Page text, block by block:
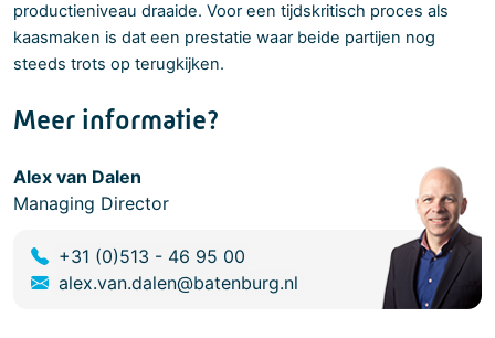
productieniveau draaide. Voor een tijdskritisch proces als
kaasmaken is dat een prestatie waar beide partijen nog
steeds trots op terugkijken.
Meer informatie?
Alex van Dalen
Managing Director
+31 (0)513 - 46 95 00
alex.van.dalen@batenburg.nl